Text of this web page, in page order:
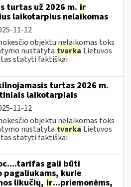
turtas už 2026 m. ir
laikotarpius nelaikomas
11-12
objektu nelaikomas toks
nustatyta tvarka Lietuvos
statyti faktiškai
turtas 2026 m.
laikotarpiais
11-12
objektu nelaikomas toks
nustatyta tvarka Lietuvos
statyti faktiškai
gali būti
pagaliukams, kurie
likučių, ir...priemonėms,